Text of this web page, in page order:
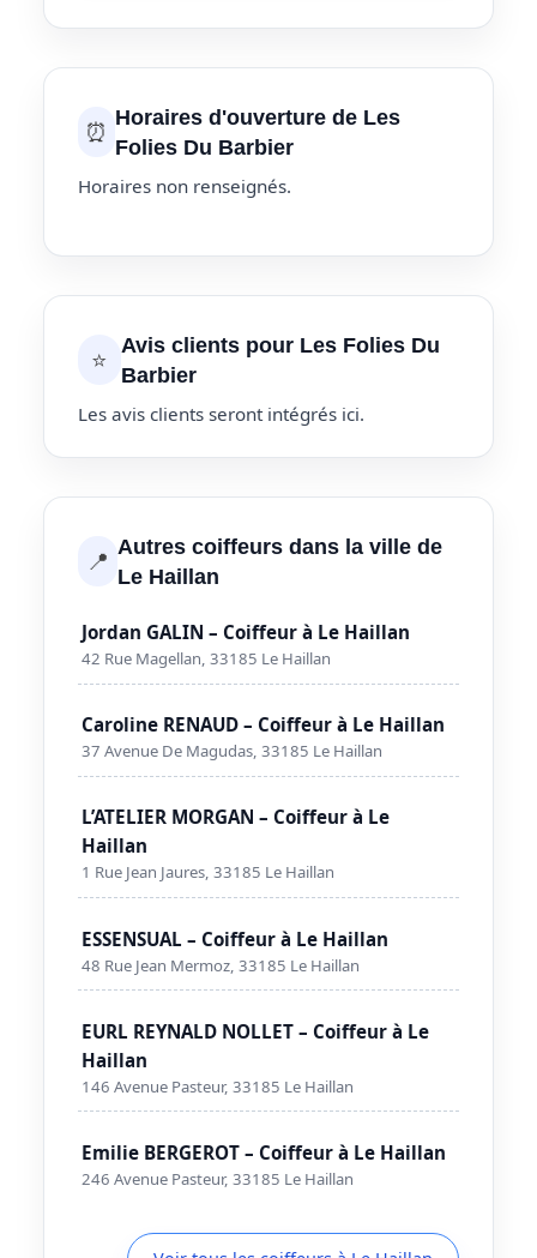
⏰ Horaires d'ouverture de Les
Folies Du Barbier
Horaires non renseignés.
⭐
Avis clients pour Les Folies Du
Barbier
Les avis clients seront intégrés ici.
📍 Autres coiffeurs dans la ville de
Le Haillan
Jordan GALIN – Coiffeur à Le Haillan
42 Rue Magellan, 33185 Le Haillan
Caroline RENAUD – Coiffeur à Le Haillan
37 Avenue De Magudas, 33185 Le Haillan
L’ATELIER MORGAN – Coiffeur à Le
Haillan
1 Rue Jean Jaures, 33185 Le Haillan
ESSENSUAL – Coiffeur à Le Haillan
48 Rue Jean Mermoz, 33185 Le Haillan
EURL REYNALD NOLLET – Coiffeur à Le
Haillan
146 Avenue Pasteur, 33185 Le Haillan
Emilie BERGEROT – Coiffeur à Le Haillan
246 Avenue Pasteur, 33185 Le Haillan